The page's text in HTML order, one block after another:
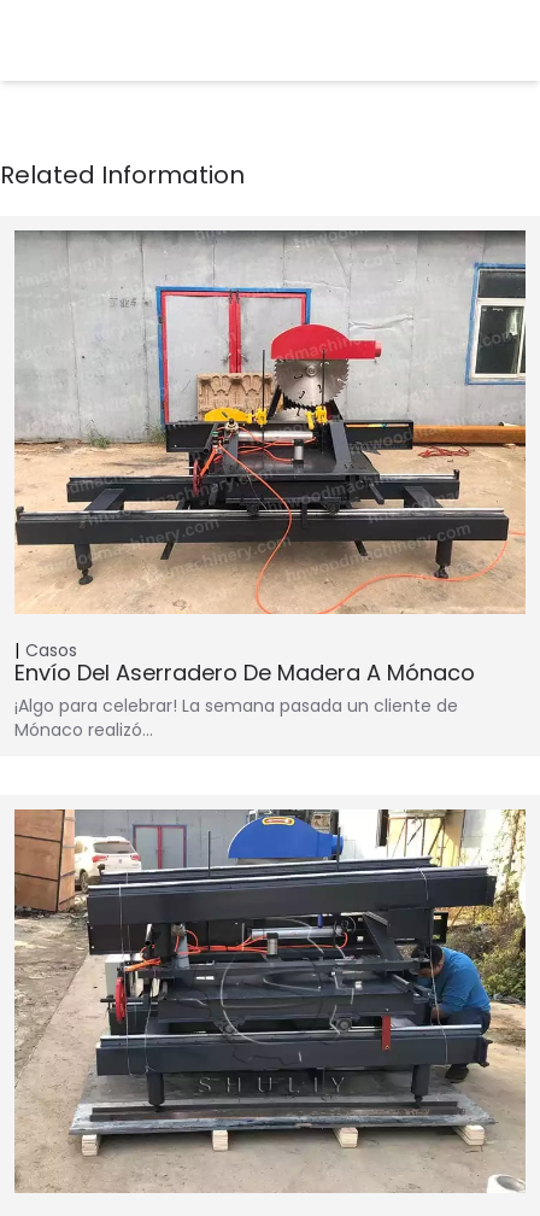
Casos
Envío Del Aserradero De Madera A Mónaco
¡Algo para celebrar! La semana pasada un cliente de
Mónaco realizó…